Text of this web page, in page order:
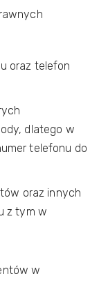
oraz telefon
dlatego w
telefonu do
oraz innych
z tym w
w